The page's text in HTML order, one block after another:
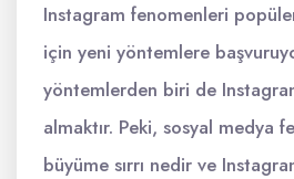
Instagram fenomenleri
için yeni yöntemlere
yöntemlerden biri de
almaktır. Peki, sosyal medya
büyüme sırrı nedir ve